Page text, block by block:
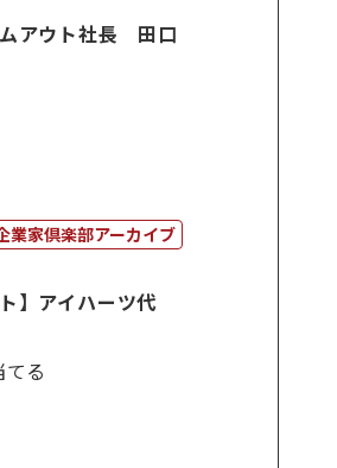
ムアウト社長 田口
業家倶楽部アーカイブ
】アイハーツ代
る